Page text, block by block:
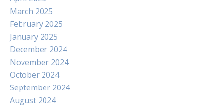
March 2025
February 2025
January 2025
December 2024
November 2024
October 2024
September 2024
August 2024